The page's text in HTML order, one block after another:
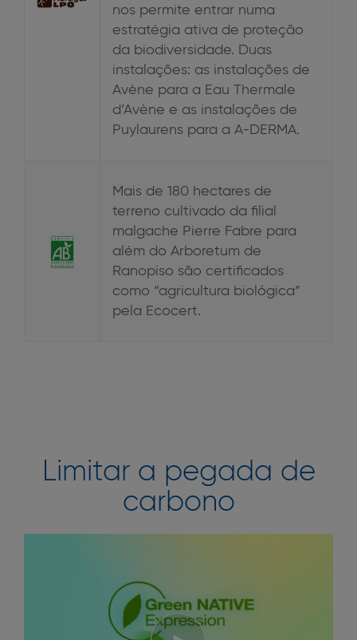
nos permite entrar numa
estratégia ativa de proteção
da biodiversidade. Duas
instalações: as instalações de
Avène para a Eau Thermale
d’Avène e as instalações de
Puylaurens para a A-DERMA.
Mais de 180 hectares de
terreno cultivado da filial
malgache Pierre Fabre para
além do Arboretum de
Ranopiso são certificados
como “agricultura biológica”
pela Ecocert.
Limitar a pegada de
carbono